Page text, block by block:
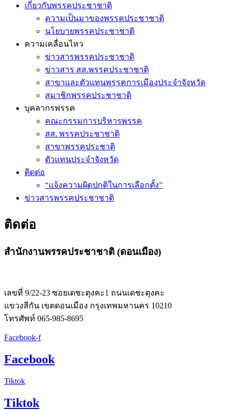
เกี่ยวกับพรรคประชาชาติ
ความเป็นมาของพรรคประชาชาติ
นโยบายพรรคประชาชาติ
ความเคลื่อนไหว
ข่าวสารพรรคประชาชาติ
ข่าวสาร สส.พรรคประชาชาติ
สาขาและตัวแทนพรรคการเมืองประจำจังหวัด
สมาชิกพรรคประชาชาติ
บุคลากรพรรค
คณะกรรมการบริหารพรรค
สส. พรรคประชาชาติ
สาขาพรรคประชาติ
ตัวแทนประจำจังหวัด
ติดต่อ
“แจ้งความผิดปกติในการเลือกตั้ง”
ข่าวสารพรรคประชาชาติ
ติดต่อ
สำนักงานพรรคประชาชาติ (ดอนเมือง)
เลขที่ 9/22-23 ซอยเดชะตุงคะ1 ถนนเดชะตุงคะ
แขวงสีกัน เขตดอนเมือง กรุงเทพมหานคร 10210
โทรศัพท์ 065-985-8695
Facebook-f
Facebook
Tiktok
Tiktok